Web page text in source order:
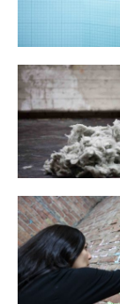
WE ARE